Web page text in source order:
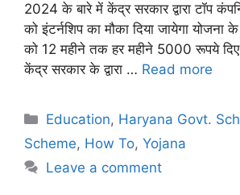
2024 के बारे में केंद्र सरकार द्वारा टॉप
को इंटर्नशिप का मौका दिया जायेगा योजना
को 12 महीने तक हर महीने 5000 रूपये
केंद्र सरकार के द्वारा … Read more
Categories
Education, Haryana Govt.
Scheme, How To, Yojana
Leave a comment